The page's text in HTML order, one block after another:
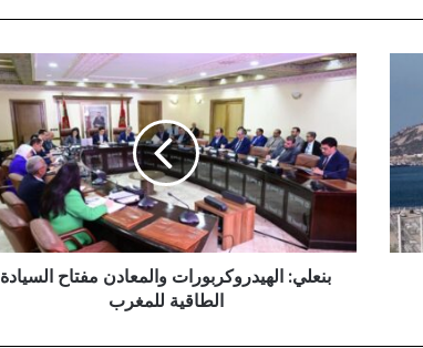
بنعلي:
الهيدروكربورات
مفتاح
السيادة
الطاقية
بنعلي: الهيدروكربورات والمعادن مفتاح السيادة
الطاقية للمغرب